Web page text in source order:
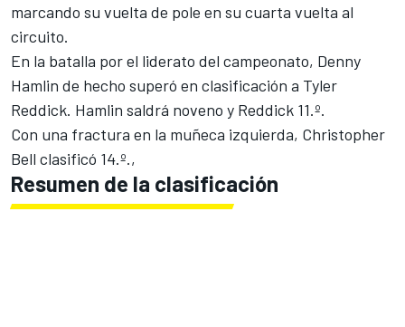
marcando su vuelta de pole en su cuarta vuelta al
circuito.
En la batalla por el liderato del campeonato, Denny
Hamlin de hecho superó en clasificación a Tyler
Reddick. Hamlin saldrá noveno y Reddick 11.º.
Con una fractura en la muñeca izquierda, Christopher
Bell clasificó 14.º.,
Resumen de la clasificación